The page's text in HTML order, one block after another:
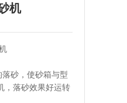
机
砂，使砂箱与型
，落砂效果好运转